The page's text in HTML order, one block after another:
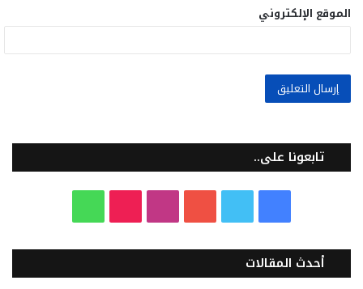
الموقع الإلكتروني
تابعونا على..
س
ي
ت
س
k
ت
أحدث المقالات